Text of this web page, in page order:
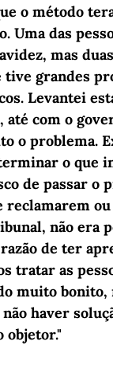
o método
Uma das
mas
grandes
Levantei
até com o
o problema.
o que
de passar o
não era
de ter
tratar as
muito bonito,
haver
objetor."